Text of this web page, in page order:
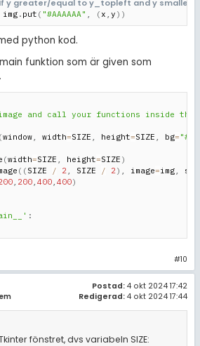
y greater/equal to y_topleft and y
img
. put ( "#AAAAAA" , ( x , y ) )
python kod.
funktion som är given som
and call your functions inside
(window, width=SIZE , height=SIZE , bg=
(width=SIZE , height=SIZE )
( ( SIZE / 2, SIZE / 2) , image=img,
, 200, 400, 400)
:
#10
Postad: 4 okt 2024 17:42
Redigerad: 4 okt 2024 17:44
fönstret, dvs variabeln SIZE: